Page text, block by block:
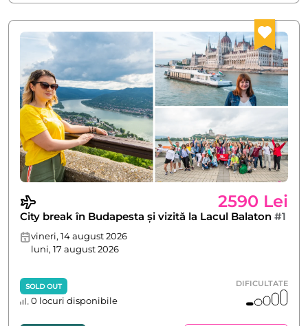
2590 Lei
City break în Budapesta și vizită la Lacul Balaton #1
vineri, 14 august 2026
luni, 17 august 2026
SOLD OUT
0 locuri disponibile
DIFICULTATE